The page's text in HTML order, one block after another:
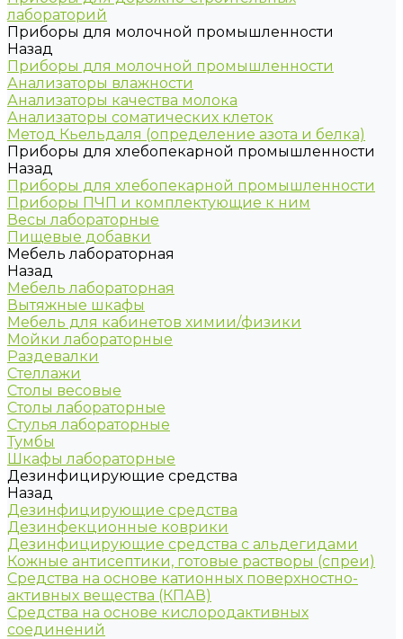
лабораторий
Приборы для молочной промышленности
Назад
Приборы для молочной промышленности
Анализаторы влажности
Анализаторы качества молока
Анализаторы соматических клеток
Метод Кьельдаля (определение азота и белка)
Приборы для хлебопекарной промышленности
Назад
Приборы для хлебопекарной промышленности
Приборы ПЧП и комплектующие к ним
Весы лабораторные
Пищевые добавки
Мебель лабораторная
Назад
Мебель лабораторная
Вытяжные шкафы
Мебель для кабинетов химии/физики
Мойки лабораторные
Раздевалки
Стеллажи
Столы весовые
Столы лабораторные
Стулья лабораторные
Тумбы
Шкафы лабораторные
Дезинфицирующие средства
Назад
Дезинфицирующие средства
Дезинфекционные коврики
Дезинфицирующие средства с альдегидами
Кожные антисептики, готовые растворы (спреи)
Средства на основе катионных поверхностно-
активных вещества (КПАВ)
Средства на основе кислородактивных
соединений